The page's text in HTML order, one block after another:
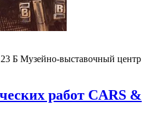
Б Музейно-выставочный центр
работ CARS &